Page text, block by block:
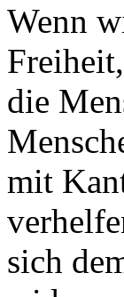
Wenn
die
mit
sich